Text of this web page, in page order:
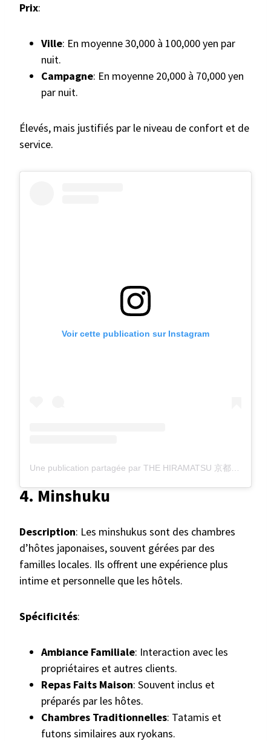
Prix:
Ville: En moyenne 30,000 à 100,000 yen par
nuit.
Campagne: En moyenne 20,000 à 70,000 yen
par nuit.
Élevés, mais justifiés par le niveau de confort et de
service.
Voir cette publication sur Instagram
4. Minshuku
Description: Les minshukus sont des chambres
d’hôtes japonaises, souvent gérées par des
familles locales. Ils offrent une expérience plus
intime et personnelle que les hôtels.
Spécificités:
Ambiance Familiale: Interaction avec les
propriétaires et autres clients.
Repas Faits Maison: Souvent inclus et
préparés par les hôtes.
Chambres Traditionnelles: Tatamis et
futons similaires aux ryokans.